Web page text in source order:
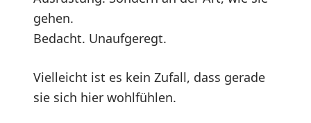
gehen.
Bedacht. Unaufgeregt.
Vielleicht ist es kein Zufall, dass gerade
sie sich hier wohlfühlen.